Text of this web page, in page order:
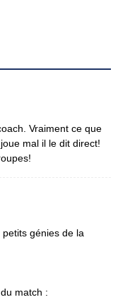
Vraiment ce que
mal il le dit direct!
génies de la
match :